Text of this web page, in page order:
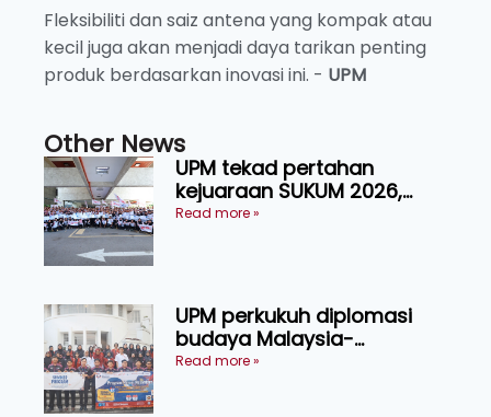
Fleksibiliti dan saiz antena yang kompak atau
kecil juga akan menjadi daya tarikan penting
produk berdasarkan inovasi ini. - UPM
Other News
UPM tekad pertahan
kejuaraan SUKUM 2026,
sasar 16 pingat emas
Read more »
UPM perkukuh diplomasi
budaya Malaysia-
Indonesia melalui Narasi
Read more »